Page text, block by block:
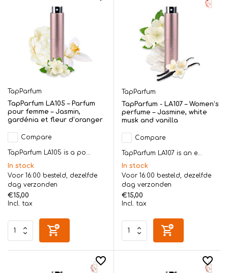
TapParfum
TapParfum LA105 – Parfum
pour femme – Jasmin,
gardénia et fleur d’oranger
Compare
TapParfum LA105 is a po...
In stock
Voor 16:00 besteld, dezelfde
dag verzonden
€15,00
Incl. tax
TapParfum
TapParfum - LA107 – Women’s
perfume – Jasmine, white
musk and vanilla
Compare
TapParfum LA107 is an e...
In stock
Voor 16:00 besteld, dezelfde
dag verzonden
€15,00
Incl. tax